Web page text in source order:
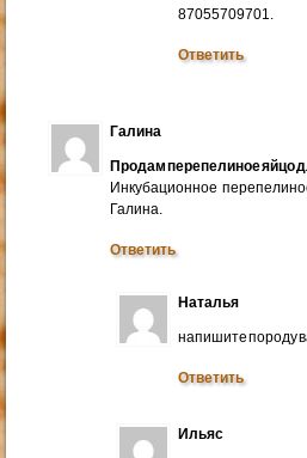
87055709701.
Ответить
Галина
Продам перепелиное яйцо
Инкубационное
Галина.
Ответить
Наталья
напишите породу
Ответить
Ильяс